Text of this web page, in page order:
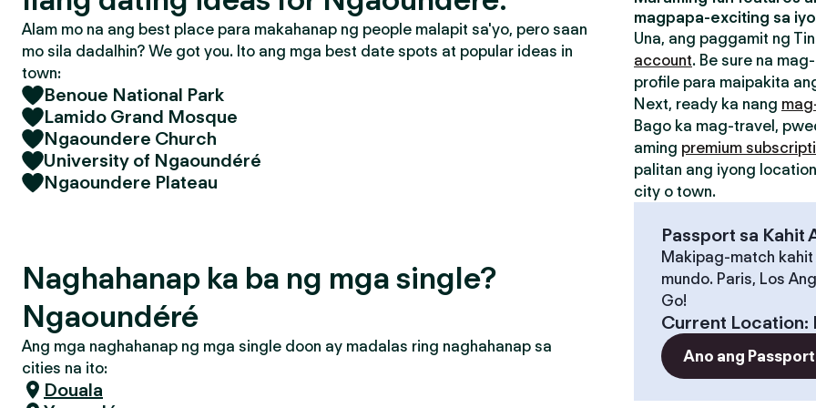
Alam mo na ang best place para makahanap ng people malapit sa'yo, pero saan
mo sila dadalhin? We got you. Ito ang mga best date spots at popular ideas in
town:
Benoue National Park
Lamido Grand Mosque
Ngaoundere Church
University of Ngaoundéré
Ngaoundere Plateau
Naghahanap ka ba ng mga single?
Ngaoundéré
Ang mga naghahanap ng mga single doon ay madalas ring naghahanap sa
cities na ito:
Douala
magpapa-exciting sa
Una, ang paggamit ng
account. Be sure na
profile para maipakita
Next, ready ka nang
Bago ka mag-travel,
aming premium
palitan ang iyong
city o town.
Passport sa Kahit
Makipag-match
mundo. Paris, Los
Go!
Current Location:
Ano ang